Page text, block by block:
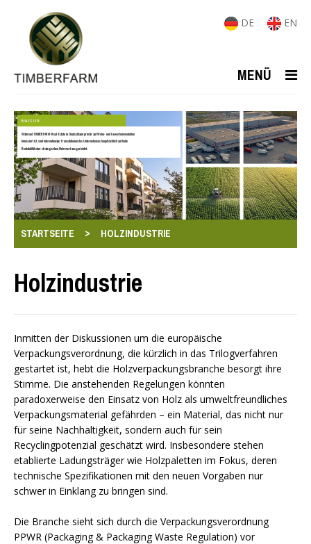
DE EN
MENÜ
REAL ESTATE
Während TIMBERFARM-Real-Estate in Deutschland primär auf Wohn- und Gewerbeimmobilien
Rentabilität oder strategischen Mehrwert ausgerichtet.
fokussiert ist, sind internationale Transaktionen des Unternehmens hauptsächlich auf hohe
STARTSEITE > HOLZINDUSTRIE
Holzindustrie
Inmitten der Diskussionen um die europäische
Verpackungsverordnung, die kürzlich in das Trilogverfahren
gestartet ist, hebt die Holzverpackungsbranche besorgt ihre
Stimme. Die anstehenden Regelungen könnten
paradoxerweise den Einsatz von Holz als umweltfreundliches
Verpackungsmaterial gefährden – ein Material, das nicht nur
für seine Nachhaltigkeit, sondern auch für sein
Recyclingpotenzial geschätzt wird. Insbesondere stehen
etablierte Ladungsträger wie Holzpaletten im Fokus, deren
technische Spezifikationen mit den neuen Vorgaben nur
schwer in Einklang zu bringen sind.
Die Branche sieht sich durch die Verpackungsverordnung
PPWR (Packaging & Packaging Waste Regulation) vor